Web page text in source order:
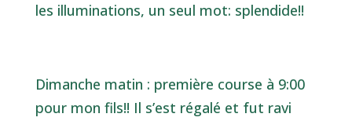
les illuminations, un seul mot: splendide!!
Dimanche matin : première course à 9:00
pour mon fils!! Il s’est régalé et fut ravi